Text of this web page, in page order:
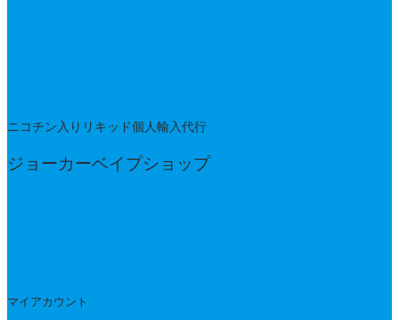
ニコチン入りリキッド個人輸入代行
ジョーカーベイプショップ
マイアカウント